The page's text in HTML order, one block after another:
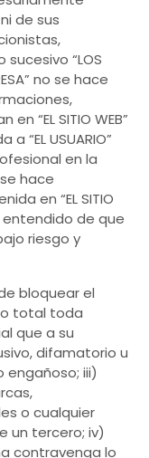
de sus
“LOS
no se hace
“EL SITIO WEB”
“EL USUARIO”
en la
se hace
en “EL SITIO
entendido de que
riesgo y
de bloquear el
total toda
que a su
difamatorio u
engañoso; iii)
o cualquier
un tercero; iv)
contravenga lo